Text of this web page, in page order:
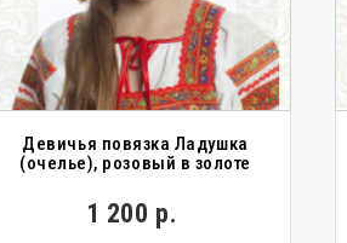
Девичья повязка Ладушка
(очелье), розовый в золоте
1 200 р.